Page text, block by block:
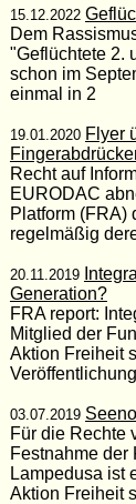
15.12.2022
Dem
"Geflüchtete 2.
schon im
einmal in 2
19.01.2020 Flyer
Recht auf
EURODAC
Platform (FRA)
regelmäßig
20.11.2019
Generation?
FRA report:
Mitglied der
Aktion Freiheit
03.07.2019
Für die Rechte
Festnahme der
Lampedusa ist
Aktion Freiheit